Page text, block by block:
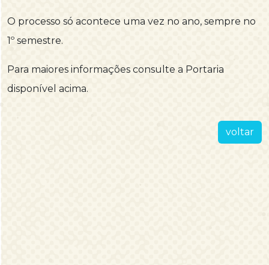
O processo só acontece uma vez no ano, sempre no
1º semestre.
Para maiores informações consulte a Portaria
disponível acima.
voltar